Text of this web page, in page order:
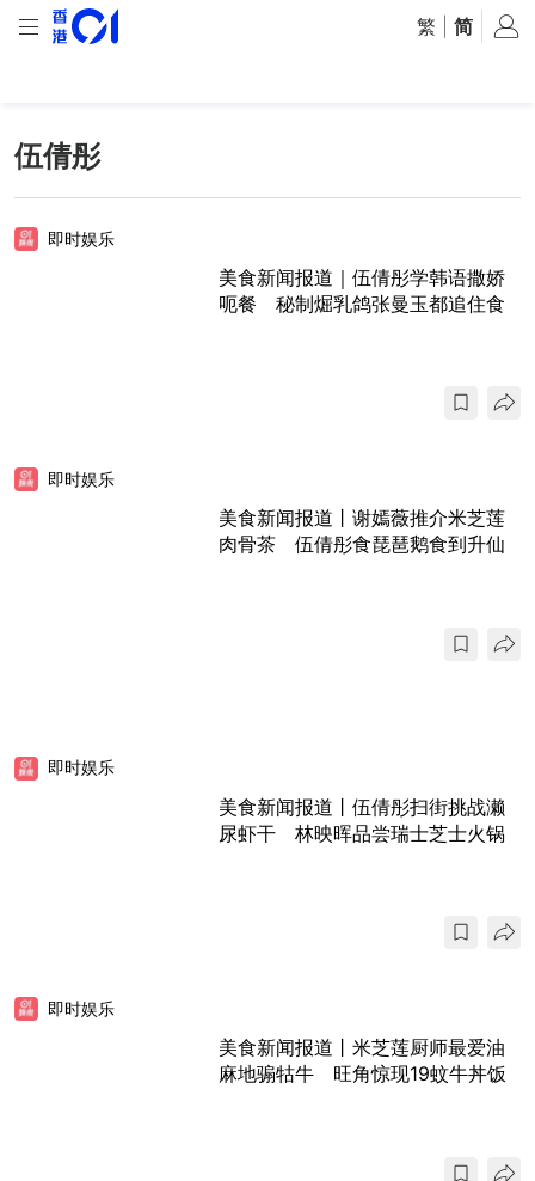
繁 简
伍倩彤
即时娱乐
美食新闻报道｜伍倩彤学韩语撒娇
呃餐 秘制煀乳鸽张曼玉都追住食
即时娱乐
美食新闻报道丨谢嫣薇推介米芝莲
肉骨茶 伍倩彤食琵琶鹅食到升仙
即时娱乐
美食新闻报道丨伍倩彤扫街挑战濑
尿虾干 林映晖品尝瑞士芝士火锅
即时娱乐
美食新闻报道丨米芝莲厨师最爱油
麻地骟牯牛 旺角惊现19蚊牛丼饭